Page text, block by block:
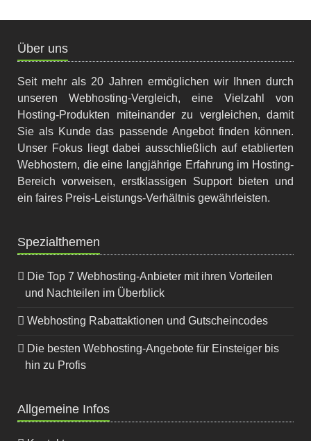
Über uns
Seit mehr als 20 Jahren ermöglichen wir Ihnen durch
unseren Webhosting-Vergleich, eine Vielzahl von
Hosting-Produkten miteinander zu vergleichen, damit
Sie als Kunde das passende Angebot finden können.
Unser Fokus liegt dabei ausschließlich auf etablierten
Webhostern, die eine langjährige Erfahrung im Hosting-
Bereich vorweisen, erstklassigen Support bieten und
ein faires Preis-Leistungs-Verhältnis gewährleisten.
Spezialthemen
Die Top 7 Webhosting-Anbieter mit ihren Vorteilen
und Nachteilen im Überblick
Webhosting Rabattaktionen und Gutscheincodes
Die besten Webhosting-Angebote für Einsteiger bis
hin zu Profis
Allgemeine Infos